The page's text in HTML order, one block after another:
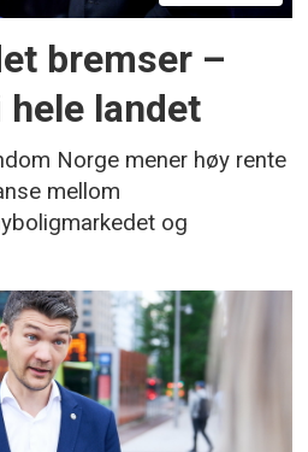
bremser –
landet
Norge mener høy rente
mellom
og